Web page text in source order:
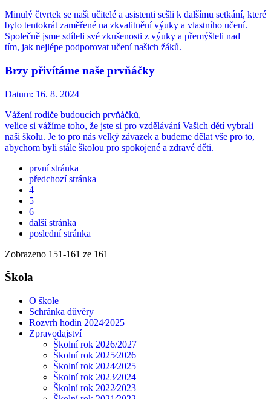
Minulý čtvrtek se naši učitelé a asistenti sešli k dalšímu setkání, které
bylo tentokrát zaměřené na zkvalitnění výuky a vlastního učení.
Společně jsme sdíleli své zkušenosti z výuky a přemýšleli nad
tím, jak nejlépe podporovat učení našich žáků.
Brzy přivítáme naše prvňáčky
Datum: 16. 8. 2024
Vážení rodiče budoucích prvňáčků,
velice si vážíme toho, že jste si pro vzdělávání Vašich dětí vybrali
naši školu. Je to pro nás velký závazek a budeme dělat vše pro to,
abychom byli stále školou pro spokojené a zdravé děti.
první stránka
předchozí stránka
4
5
6
další stránka
poslední stránka
Zobrazeno 151-161 ze 161
Škola
O škole
Schránka důvěry
Rozvrh hodin 2024⁄2025
Zpravodajství
Školní rok 2026/2027
Školní rok 2025⁄2026
Školní rok 2024⁄2025
Školní rok 2023⁄2024
Školní rok 2022⁄2023